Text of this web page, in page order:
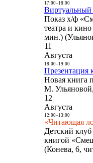
17:00- 18:00
Виртуальный
Показ х/ф
театра и
мин.)
11
Августа
18:00- 19:00
Презентация
Новая книга
М.
12
Августа
12:00- 13:00
«Читающая
Детский
книгой
(Конева, 6,